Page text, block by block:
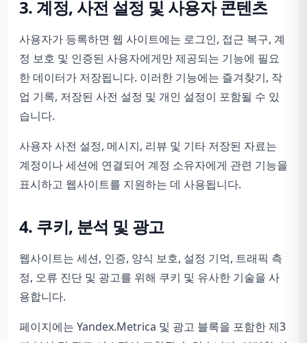
3. 계정, 사전 설정 및 사용자 콘텐츠
사용자가 등록하면 웹 사이트에는 로그인, 접근 복구, 계
정 보호 및 인증된 사용자에게만 제공되는 기능에 필요
한 데이터가 저장됩니다. 이러한 기능에는 즐겨찾기, 작
업 기록, 저장된 사전 설정 및 개인 설정이 포함될 수 있
습니다.
사용자 사전 설정, 메시지, 리뷰 및 기타 저장된 자료는
계정이나 세션에 연결되어 계정 소유자에게 관련 기능을
표시하고 웹사이트를 지원하는 데 사용됩니다.
4. 쿠키, 분석 및 광고
웹사이트는 세션, 인증, 양식 보호, 설정 기억, 트래픽 측
정, 오류 진단 및 광고를 위해 쿠키 및 유사한 기술을 사
용합니다.
페이지에는 Yandex.Metrica 및 광고 블록을 포함한 제3